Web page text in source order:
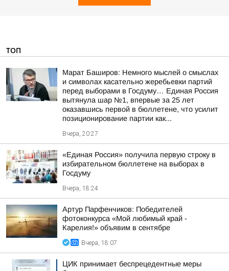
ТОП
Марат Баширов: Немного мыслей о смыслах
и символах касательно жеребьевки партий
перед выборами в Госдуму… Единая Россия
вытянула шар №1, впервые за 25 лет
оказавшись первой в бюллетене, что усилит
позиционирование партии как...
Вчера, 20:27
«Единая Россия» получила первую строку в
избирательном бюллетене на выборах в
Госдуму
Вчера, 18:24
Артур Парфенчиков: Победителей
фотоконкурса «Мой любимый край -
Карелия!» объявим в сентябре
Вчера, 18:07
ЦИК принимает беспрецедентные меры